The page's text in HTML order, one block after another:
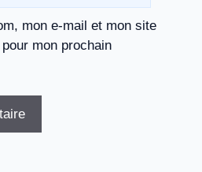
mon e-mail et mon site
mon prochain